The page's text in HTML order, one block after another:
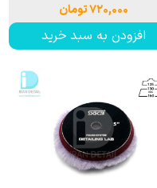
۷۲۰,۰۰۰ تومان
افزودن به سبد خرید